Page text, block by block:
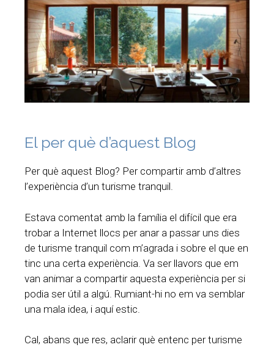
El per què d’aquest Blog
Per què aquest Blog? Per compartir amb d’altres
l’experiència d’un turisme tranquil.
Estava comentat amb la família el difícil que era
trobar a Internet llocs per anar a passar uns dies
de turisme tranquil com m’agrada i sobre el que en
tinc una certa experiència. Va ser llavors que em
van animar a compartir aquesta experiència per si
podia ser útil a algú. Rumiant-hi no em va semblar
una mala idea, i aquí estic.
Cal, abans que res, aclarir què entenc per turisme